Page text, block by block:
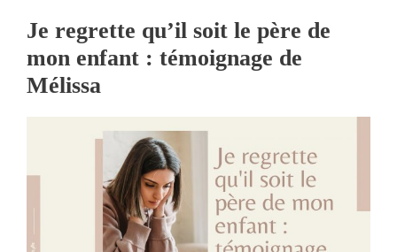
Je regrette qu’il soit le père de
mon enfant : témoignage de
Mélissa